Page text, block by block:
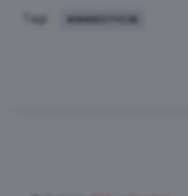
Tagi: #INWESTYCJE